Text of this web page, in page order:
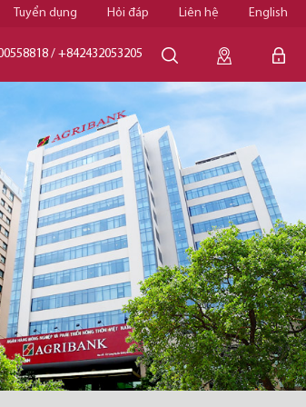
Tuyển dụng Hỏi đáp Liên hệ English
/ +842432053205